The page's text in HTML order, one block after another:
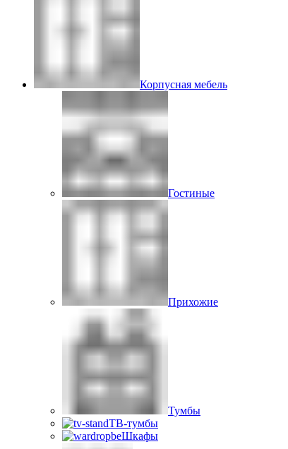
Корпусная мебель
Гостиные
Прихожие
Тумбы
ТВ-тумбы
Шкафы